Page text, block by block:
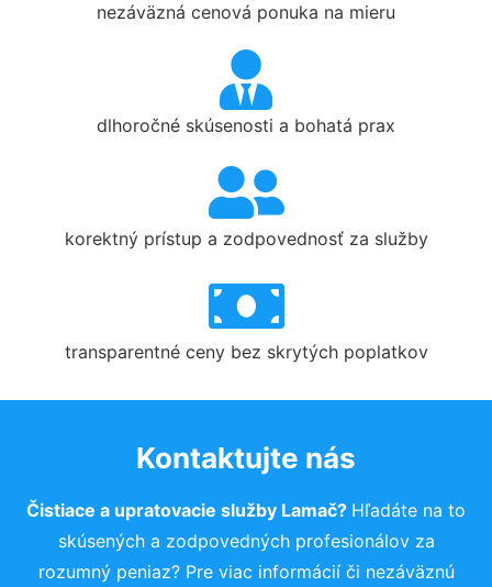
nezáväzná cenová ponuka na mieru
dlhoročné skúsenosti a bohatá prax
korektný prístup a zodpovednosť za služby
transparentné ceny bez skrytých poplatkov
Kontaktujte nás
Čistiace a upratovacie služby Lamač? Hľadáte na to
skúsených a zodpovedných profesionálov za
rozumný peniaz? Pre viac informácií či nezáväznú